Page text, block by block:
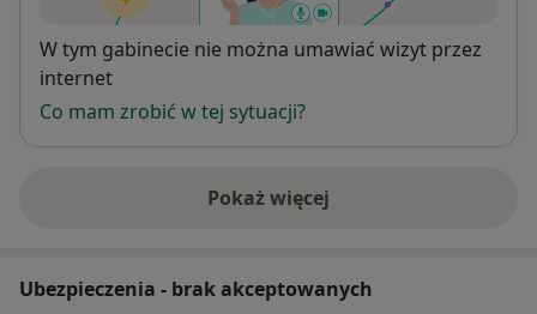
Dostępność
W tym gabinecie nie można umawiać wizyt przez
internet
Co mam zrobić w tej sytuacji?
Pokaż więcej
o adresie
Ubezpieczenia - brak akceptowanych